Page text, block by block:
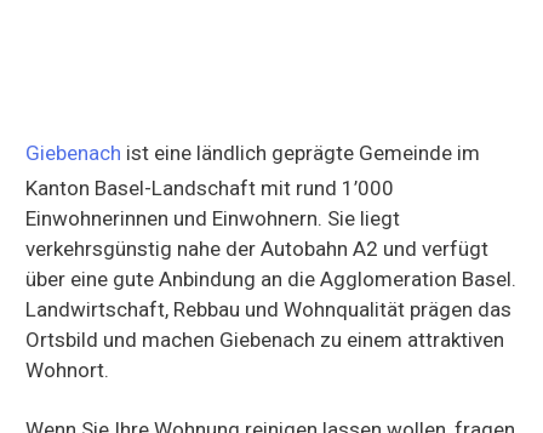
Giebenach ist eine ländlich geprägte Gemeinde im
Kanton Basel-Landschaft mit rund 1’000
Einwohnerinnen und Einwohnern. Sie liegt
verkehrsgünstig nahe der Autobahn A2 und verfügt
über eine gute Anbindung an die Agglomeration Basel.
Landwirtschaft, Rebbau und Wohnqualität prägen das
Ortsbild und machen Giebenach zu einem attraktiven
Wohnort.